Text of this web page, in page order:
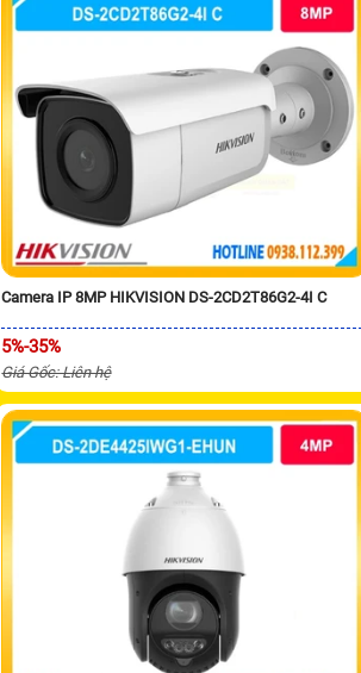
Camera IP 8MP HIKVISION DS-2CD2T86G2-4I C
5%-35%
Giá Gốc: Liên hệ